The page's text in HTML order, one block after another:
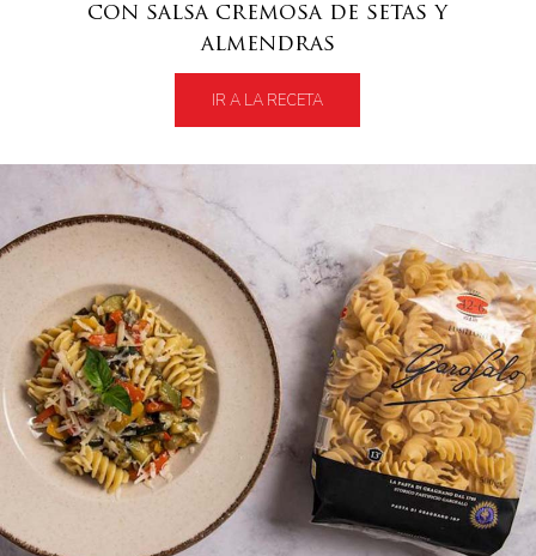
con salsa cremosa de setas y
almendras
IR A LA RECETA